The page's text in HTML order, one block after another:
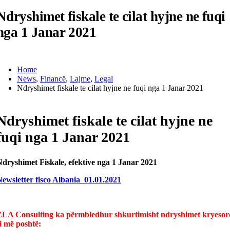
fiskale te cilat hyjne ne fuqi
1 Janar 2021
Home
News, Financë, Lajme, Legal
Ndryshimet fiskale te cilat hyjne ne fuqi nga 1 Janar 2021
fiskale te cilat hyjne ne
nga 1 Janar 2021
Fiskale, efektive nga 1 Janar 2021
fisco Albania_01.01.2021
Consulting ka përmbledhur shkurtimisht ndryshimet
më poshtë: